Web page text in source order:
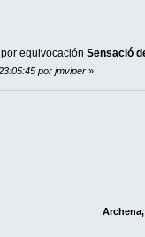
equivocación Sensació
por jmviper»